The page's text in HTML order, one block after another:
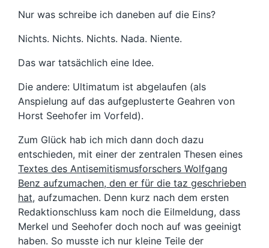
Nur was schreibe ich daneben auf die Eins?
Nichts. Nichts. Nichts. Nada. Niente.
Das war tatsächlich eine Idee.
Die andere: Ultimatum ist abgelaufen (als
Anspielung auf das aufgeplusterte Geahren von
Horst Seehofer im Vorfeld).
Zum Glück hab ich mich dann doch dazu
entschieden, mit einer der zentralen Thesen eines
Textes des Antisemitismusforschers Wolfgang
Benz aufzumachen, den er für die taz geschrieben
hat, aufzumachen. Denn kurz nach dem ersten
Redaktionschluss kam noch die Eilmeldung, dass
Merkel und Seehofer doch noch auf was geeinigt
haben. So musste ich nur kleine Teile der